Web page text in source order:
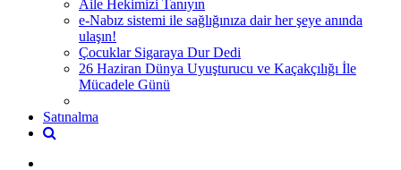
Aile Hekimizi Tanıyın
e-Nabız sistemi ile sağlığınıza dair her şeye anında
ulaşın!
Çocuklar Sigaraya Dur Dedi
26 Haziran Dünya Uyuşturucu ve Kaçakçılığı İle
Mücadele Günü
Satınalma